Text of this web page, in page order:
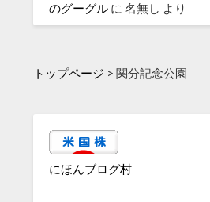
のグーグル に名無し より
トップページ >関分記念公園
にほんブログ村